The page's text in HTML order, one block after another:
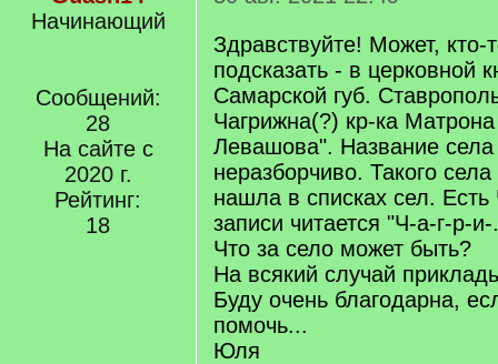
Начинающий
Сообщений:
28
На сайте с
2020 г.
Рейтинг:
18
Здравствуйте! Может, кто-
подсказать - в церковной
Самарской губ.
Чагрижна(?) кр-ка
Левашова". Название села
неразборчиво. Такого
нашла в списках сел.
записи читается "Ч-а-г-р-
Что за село может быть?
На всякий случай
Буду очень благодарна,
помочь...
Юля